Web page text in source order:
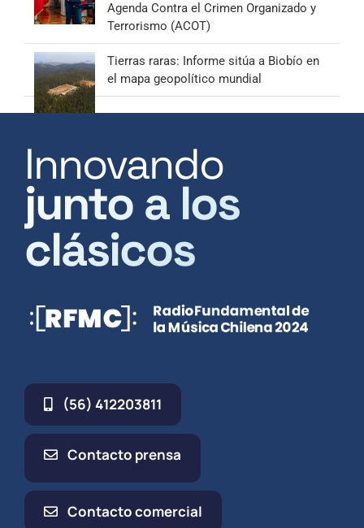
Agenda Contra el Crimen Organizado y
Terrorismo (ACOT)
Tierras raras: Informe sitúa a Biobío en
el mapa geopolítico mundial
Innovando
junto a los
clásicos
(56) 412203811
Contacto prensa
Contacto comercial